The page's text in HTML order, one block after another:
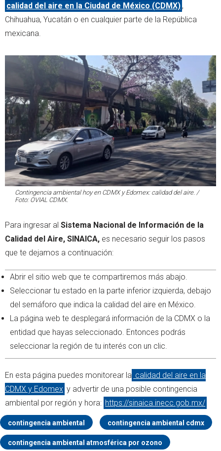
calidad del aire en la Ciudad de México (CDMX) ,
Chihuahua, Yucatán o en cualquier parte de la República
mexicana.
Contingencia ambiental hoy en CDMX y Edomex: calidad del aire. /
Foto: OVIAL CDMX.
Para ingresar al Sistema Nacional de Información de la
Calidad del Aire, SINAICA, es necesario seguir los pasos
que te dejamos a continuación:
Abrir el sitio web que te compartiremos más abajo.
Seleccionar tu estado en la parte inferior izquierda, debajo
del semáforo que indica la calidad del aire en México.
La página web te desplegará información de la CDMX o la
entidad que hayas seleccionado. Entonces podrás
seleccionar la región de tu interés con un clic.
En esta página puedes monitorear la calidad del aire en la
CDMX y Edomex y advertir de una posible contingencia
ambiental por región y hora: https://sinaica.inecc.gob.mx/
contingencia ambiental contingencia ambiental cdmx
contingencia ambiental atmosférica por ozono